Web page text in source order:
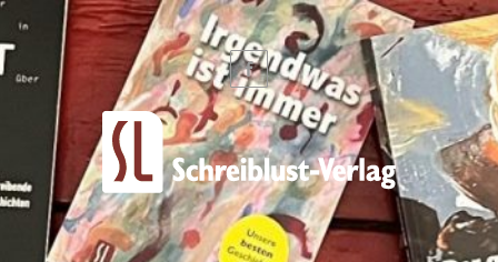
Zum Hauptinhalt springen